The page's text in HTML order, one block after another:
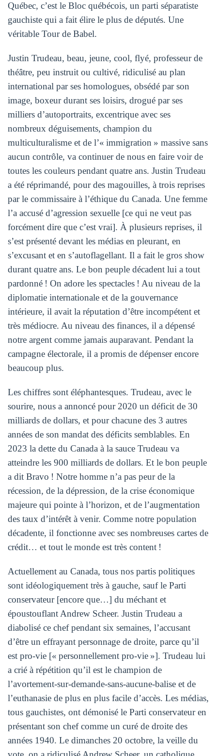
Québec, c’est le Bloc québécois, un parti séparatiste
gauchiste qui a fait élire le plus de députés. Une
véritable Tour de Babel.
Justin Trudeau, beau, jeune, cool, flyé, professeur de
théâtre, peu instruit ou cultivé, ridiculisé au plan
international par ses homologues, obsédé par son
image, boxeur durant ses loisirs, drogué par ses
milliers d’autoportraits, excentrique avec ses
nombreux déguisements, champion du
multiculturalisme et de l’« immigration » massive sans
aucun contrôle, va continuer de nous en faire voir de
toutes les couleurs pendant quatre ans. Justin Trudeau
a été réprimandé, pour des magouilles, à trois reprises
par le commissaire à l’éthique du Canada. Une femme
l’a accusé d’agression sexuelle [ce qui ne veut pas
forcément dire que c’est vrai]. À plusieurs reprises, il
s’est présenté devant les médias en pleurant, en
s’excusant et en s’autoflagellant. Il a fait le gros show
durant quatre ans. Le bon peuple décadent lui a tout
pardonné ! On adore les spectacles ! Au niveau de la
diplomatie internationale et de la gouvernance
intérieure, il avait la réputation d’être incompétent et
très médiocre. Au niveau des finances, il a dépensé
notre argent comme jamais auparavant. Pendant la
campagne électorale, il a promis de dépenser encore
beaucoup plus.
Les chiffres sont éléphantesques. Trudeau, avec le
sourire, nous a annoncé pour 2020 un déficit de 30
milliards de dollars, et pour chacune des 3 autres
années de son mandat des déficits semblables. En
2023 la dette du Canada à la sauce Trudeau va
atteindre les 900 milliards de dollars. Et le bon peuple
a dit Bravo ! Notre homme n’a pas peur de la
récession, de la dépression, de la crise économique
majeure qui pointe à l’horizon, et de l’augmentation
des taux d’intérêt à venir. Comme notre population
décadente, il fonctionne avec ses nombreuses cartes de
crédit… et tout le monde est très content !
Actuellement au Canada, tous nos partis politiques
sont idéologiquement très à gauche, sauf le Parti
conservateur [encore que…] du méchant et
époustouflant Andrew Scheer. Justin Trudeau a
diabolisé ce chef pendant six semaines, l’accusant
d’être un effrayant personnage de droite, parce qu’il
est pro-vie [« personnellement pro-vie »]. Trudeau lui
a crié à répétition qu’il est le champion de
l’avortement-sur-demande-sans-aucune-balise et de
l’euthanasie de plus en plus facile d’accès. Les médias,
tous gauchistes, ont démonisé le Parti conservateur en
présentant son chef comme un curé de droite des
années 1940. Le dimanches 20 octobre, la veille du